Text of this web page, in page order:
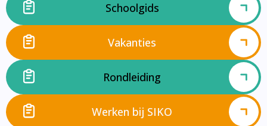
Schoolgids
Vakanties
Rondleiding
Werken bij SIKO